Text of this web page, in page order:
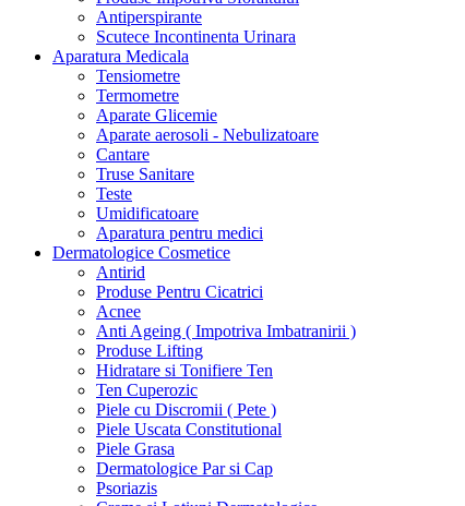
Antiperspirante
Scutece Incontinenta Urinara
Aparatura Medicala
Tensiometre
Termometre
Aparate Glicemie
Aparate aerosoli - Nebulizatoare
Cantare
Truse Sanitare
Teste
Umidificatoare
Aparatura pentru medici
Dermatologice Cosmetice
Antirid
Produse Pentru Cicatrici
Acnee
Anti Ageing ( Impotriva Imbatranirii )
Produse Lifting
Hidratare si Tonifiere Ten
Ten Cuperozic
Piele cu Discromii ( Pete )
Piele Uscata Constitutional
Piele Grasa
Dermatologice Par si Cap
Psoriazis